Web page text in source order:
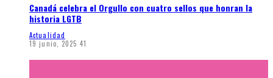
Canadá celebra el Orgullo con cuatro sellos que honran la
historia LGTB
Actualidad
19 junio, 2025 41